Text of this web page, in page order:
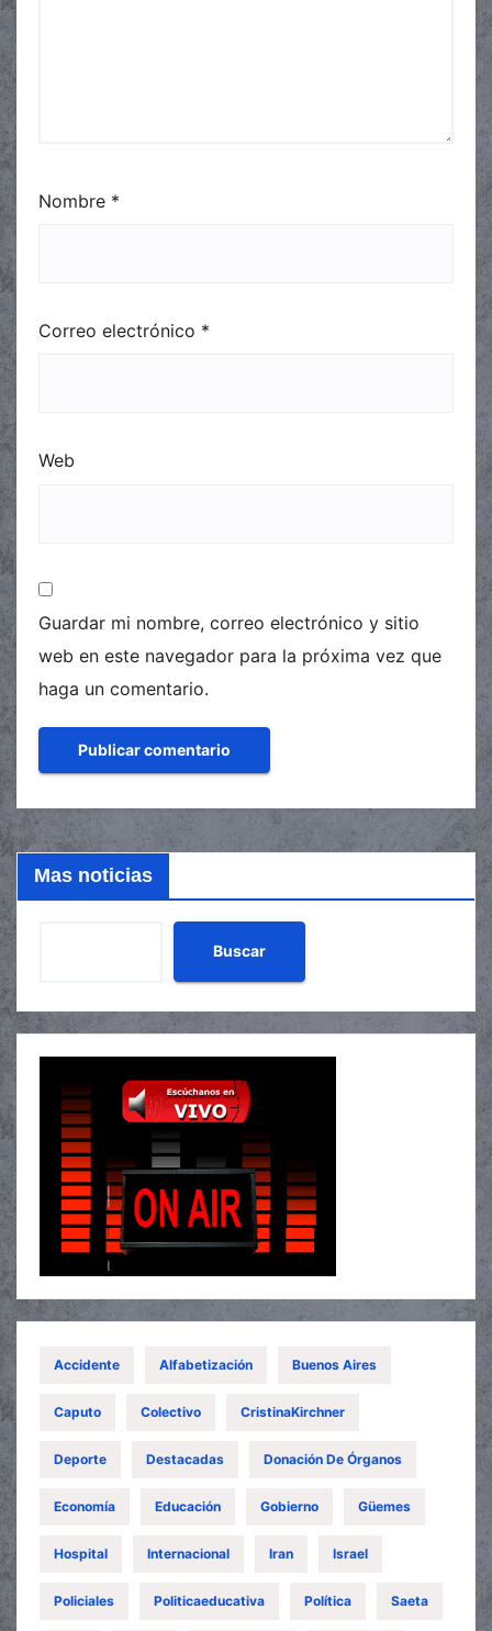
Nombre *
Correo electrónico *
Web
Guardar mi nombre, correo electrónico y sitio
web en este navegador para la próxima vez que
haga un comentario.
Mas noticias
Buscar
Accidente Alfabetización Buenos Aires
Caputo Colectivo CristinaKirchner
Deporte Destacadas Donación De Órganos
Economía Educación Gobierno Güemes
Hospital Internacional Iran Israel
Policiales Politicaeducativa Política Saeta